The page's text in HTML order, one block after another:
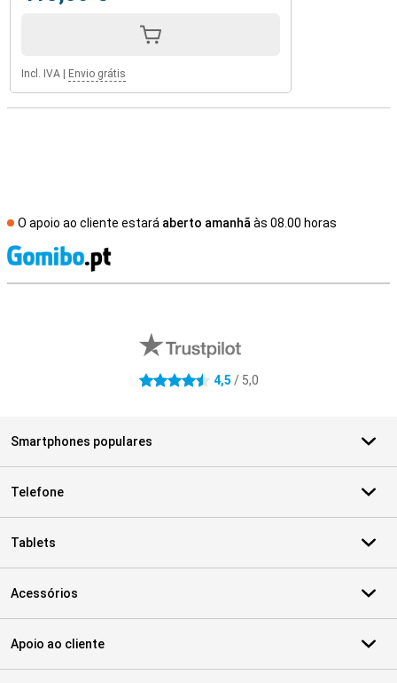
Incl. IVA Envio grátis
O apoio ao cliente estará aberto amanhã às 08.00 horas
4.5 estrelas 4,5 / 5,0
Smartphones populares
Telefone
Tablets
Acessórios
Apoio ao cliente